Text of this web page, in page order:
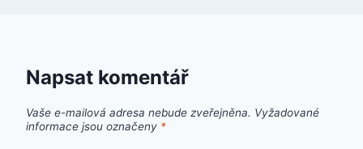
Napsat komentář
Vaše e-mailová adresa nebude zveřejněna. Vyžadované
informace jsou označeny *